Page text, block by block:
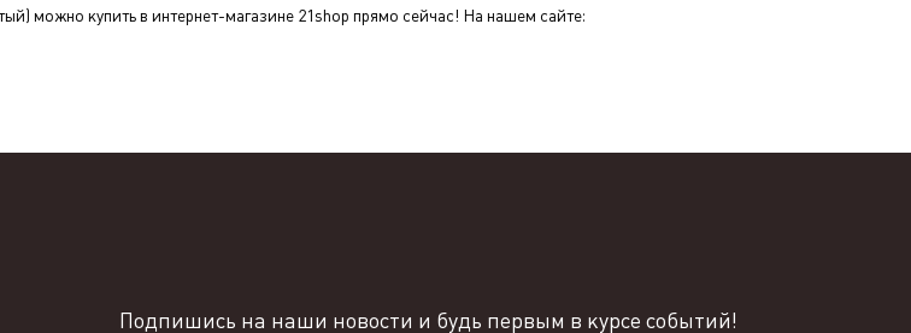
можно купить в интернет-магазине 21shop прямо сейчас! На нашем сайте:
Подпишись на наши новости и будь первым в курсе событий!